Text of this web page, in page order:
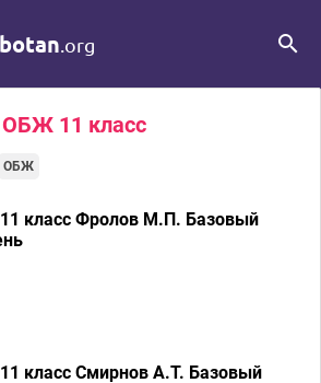
.org
ОБЖ 11 класс
ОБЖ
класс Фролов М.П. Базовый
класс Смирнов А.Т. Базовый